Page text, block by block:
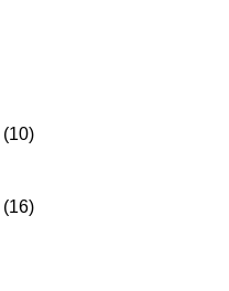
(10)
(16)